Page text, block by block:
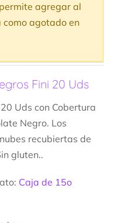
agregar al
agotado en
Fini 20 Uds
Uds con Cobertura
Negro. Los
recubiertas de
gluten..
Caja de 15o